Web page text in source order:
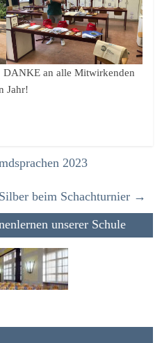
an alle Mitwirkenden
Jahr!
2023
beim Schachturnier →
unserer Schule